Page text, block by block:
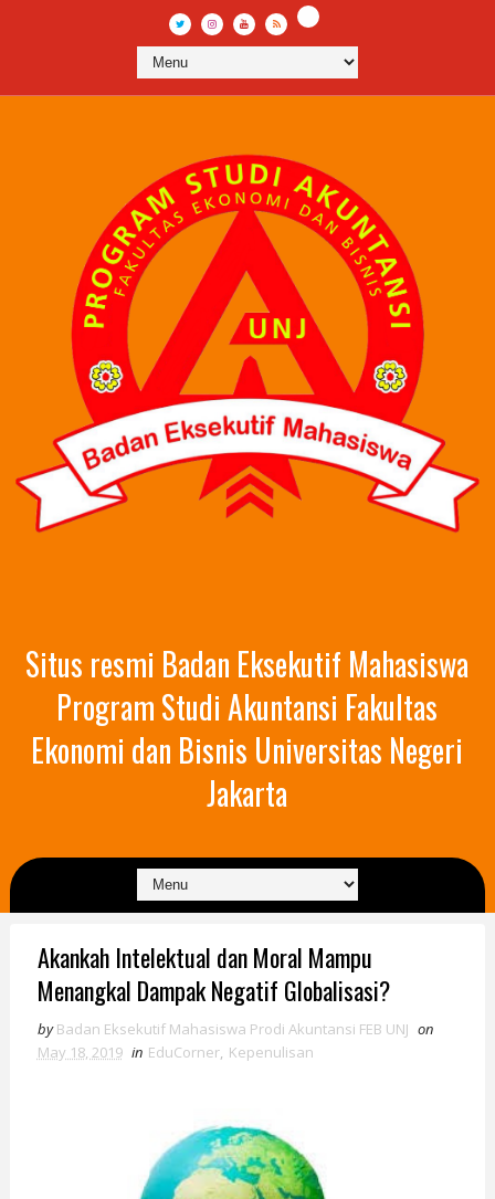
Situs resmi Badan Eksekutif Mahasiswa
Program Studi Akuntansi Fakultas
Ekonomi dan Bisnis Universitas Negeri
Jakarta
Akankah Intelektual dan Moral Mampu
Menangkal Dampak Negatif Globalisasi?
by Badan Eksekutif Mahasiswa Prodi Akuntansi FEB UNJ on
May 18, 2019 in EduCorner, Kepenulisan